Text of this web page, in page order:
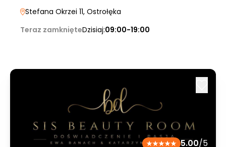
Stefana Okrzei 11, Ostrołęka
Teraz zamknięteDzisiaj:09:00-19:00
5.00/5